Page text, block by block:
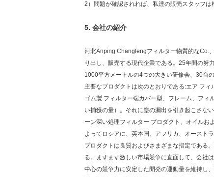
2）問題が確認されれば、私達の販売スタッフは
5. 会社の紹介
河北Anping Changfengフィルター物質的なCo.
り出し、販売する現代企業である。25年間の努
1000平方メートルの4つの大きい研修会、30台
主要なプロダクトは次のとおりである:エア フ
ゴム製 フィルター端カバー型、フレーム、フィ
い捕獲の量）。それに塵の漏出を引き起こさな
ーン深い処理フィルター プロダクト、オイルお
よってロシアに、英本国、アフリカ、オースト
プロダクトは良質およびさまざまな指定である
る。ますます激しい市場競争に直面して、会社
中心の競争力に安定した開発の運動量を維持し